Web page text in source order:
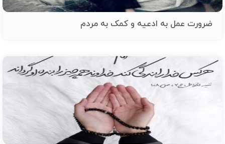
ضرورت عمل به ادعیه و کمک به مردم